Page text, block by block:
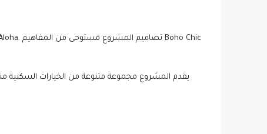
يقدم المشروع مجموعة متنوعة من الخيارات السكنية